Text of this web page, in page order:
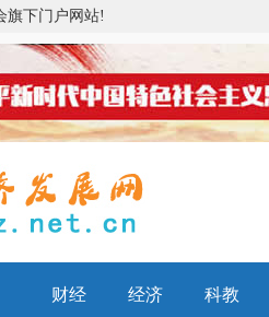
旗下门户网站!
财经 经济
科教